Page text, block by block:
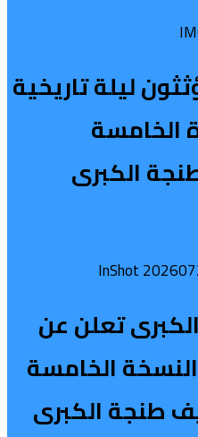
ليلة تاريخية
الخامسة
الكبرى
تعلن عن
الخامسة
طنجة الكبرى